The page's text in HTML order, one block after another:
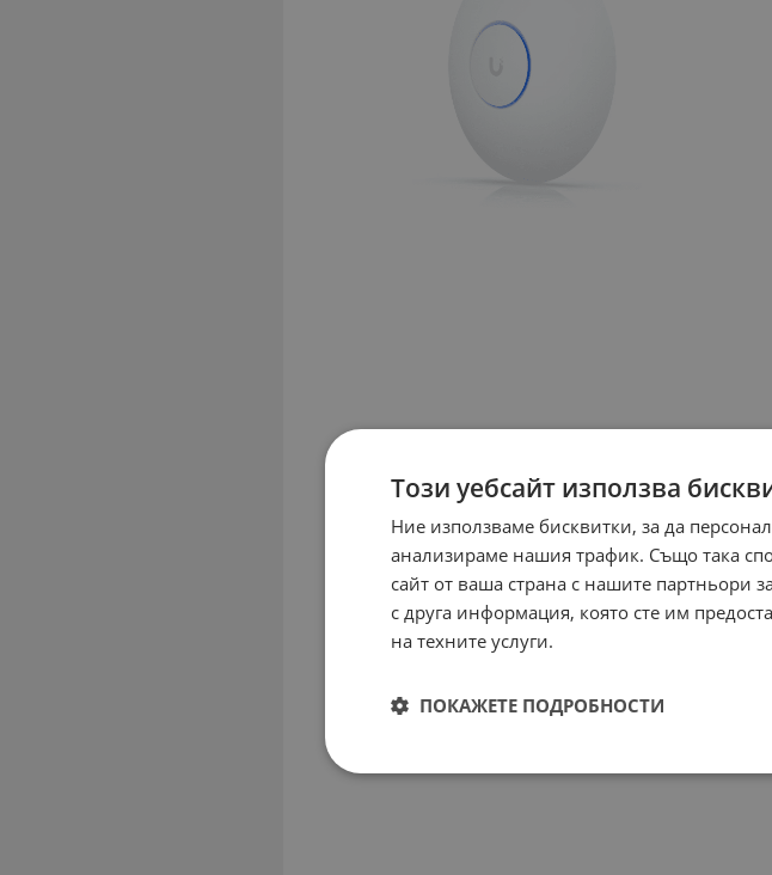
Този уебсайт използва
Ние използваме бисквитки, за да
анализираме нашия трафик. Също така
сайт от ваша страна с нашите партньори
с друга информация, която сте им
на техните услуги.
ПОКАЖЕТЕ ПОДРОБНОСТИ